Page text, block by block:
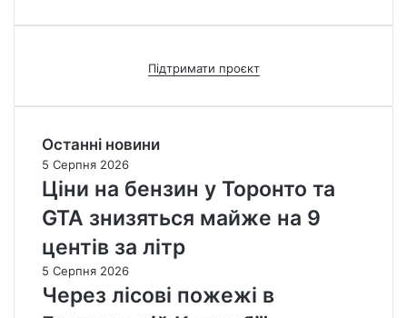
Підтримати проєкт
Останні новини
5 Серпня 2026
Ціни на бензин у Торонто та
GTA знизяться майже на 9
центів за літр
5 Серпня 2026
Через лісові пожежі в